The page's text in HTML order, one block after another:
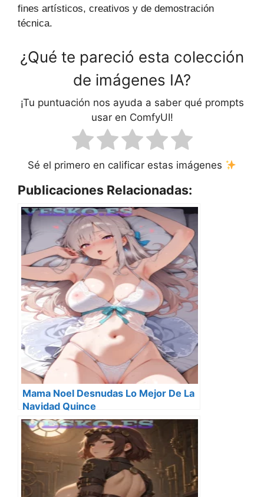
fines artísticos, creativos y de demostración
técnica.
¿Qué te pareció esta colección
de imágenes IA?
¡Tu puntuación nos ayuda a saber qué prompts
usar en ComfyUI!
Sé el primero en calificar estas imágenes
Publicaciones Relacionadas:
Mama Noel Desnudas Lo Mejor De La
Navidad Quince